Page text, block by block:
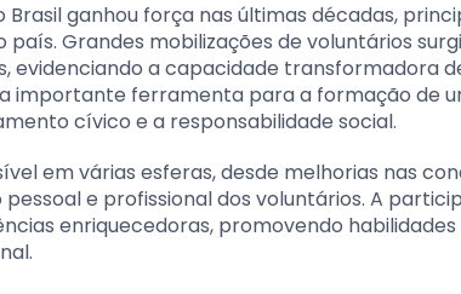
ganhou força nas últimas décadas,
Grandes mobilizações de voluntários
evidenciando a capacidade transformadora
importante ferramenta para a formação de
cívico e a responsabilidade social.
em várias esferas, desde melhorias nas
e profissional dos voluntários. A
enriquecedoras, promovendo